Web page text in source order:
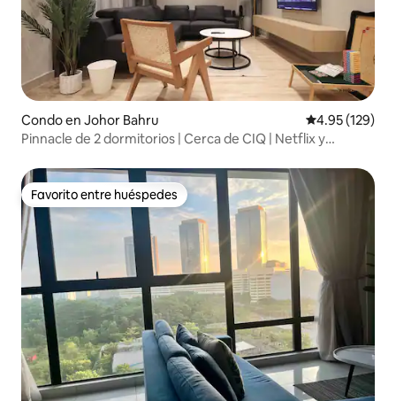
Condo en Johor Bahru Calificación
4.95 (129)
Pinnacle de 2 dormitorios | Cerca de CIQ | Netflix y
Favorito entre huéspedes
Favorito entre huéspedes